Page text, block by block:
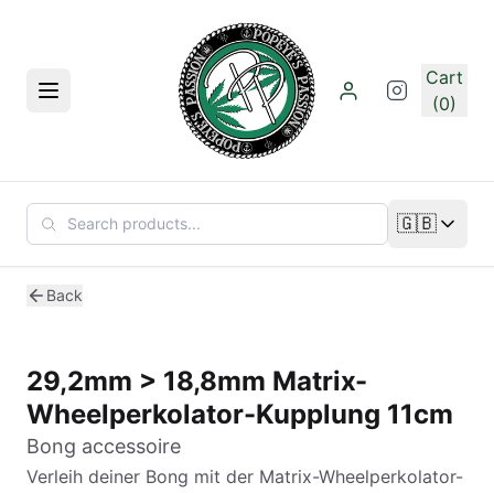
Menu
Cart
(0)
🇬🇧
Change
Back
29,2mm > 18,8mm Matrix-
Wheelperkolator-Kupplung 11cm
Bong accessoire
Verleih deiner Bong mit der Matrix-Wheelperkolator-